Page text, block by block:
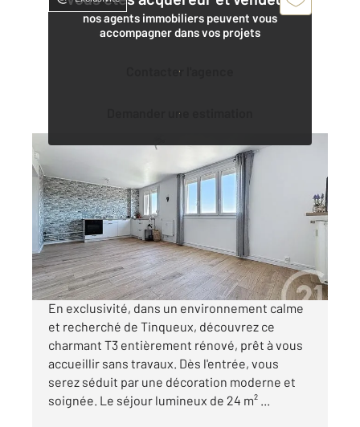
nos agents immobiliers peuvent vous
accompagner dans vos projets
Contacter l'agence
Demander une estimation
63,93 m
, 3 pièces
Ref : 18483
Appartement T3 à vendre
154 000 €
Visiter le site dédié
En exclusivité, dans un environnement calme
et recherché de Tinqueux, découvrez ce
charmant T3 entièrement rénové, prêt à vous
accueillir sans travaux. Dès l'entrée, vous
serez séduit par une décoration moderne et
soignée. Le séjour lumineux de 24 m² ...